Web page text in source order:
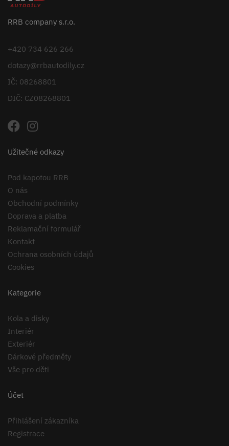
RRB company s.r.o.
+420 734 626 266
dotazy@rrbautodily.cz
IČ: 08268801
DIČ: CZ08268801
Užitečné odkazy
Pod kapotou RRB
O nás
Obchodní podmínky
Doprava a platba
Reklamační formulář
Kontakt
Ochrana osobních údajů
Cookies
Kategorie
Kola a disky
Interiér
Exteriér
Dárkové předměty
Vše pro děti
Účet
Přihlášení zákazníka
Registrace